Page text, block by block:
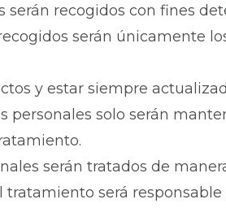
recogidos con fines
serán únicamente
y estar siempre
solo serán
serán tratados de
será